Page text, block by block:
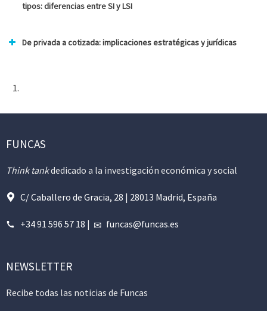
tipos: diferencias entre SI y LSI
De privada a cotizada: implicaciones estratégicas y jurídicas
FUNCAS
Think tankdedicado a la investigación económica y social
C/ Caballero de Gracia, 28 | 28013 Madrid, España
+34 91 596 57 18 | funcas@funcas.es
NEWSLETTER
Recibe todas las noticias de Funcas